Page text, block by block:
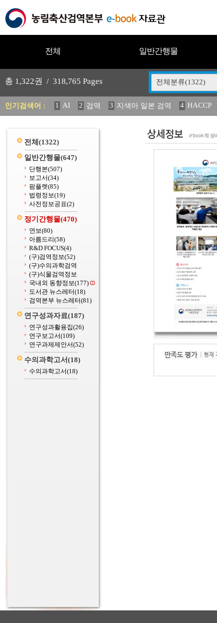
전체 일반간행물
총 1,322권 / 318,765 Pages 전체분류(1322)
인기검색어 : 1 AI 2 검역 3 지색마 일본 검역 4 HACCP
11 2025 12 중독성 식물 도감 13 媛 異 14
전체 (1322)
일반간행물(647)
단행본(507)
보고서(34)
팜플렛(85)
법령정보(19)
사전정보공표(2)
정기간행물(470)
연보(80)
아름드리(58)
R&D FOCUS(4)
(구)검역정보(52)
(구)수의과학검역
(구)식물검역정보
국내외 동향정보(177)
도서관 뉴스레터(18)
검역본부 뉴스레터(81)
연구성과자료(187)
연구성과활용집(26)
연구보고서(109)
연구과제제안서(52)
수의과학고서(18)
수의과학고서(18)